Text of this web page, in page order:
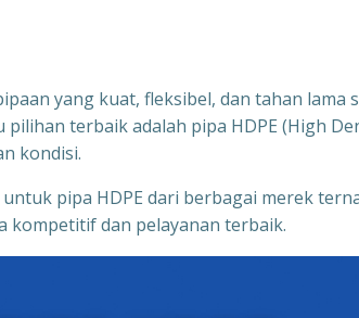
yang kuat, fleksibel, dan tahan lama
terbaik adalah pipa HDPE (High
kondisi.
pipa HDPE dari berbagai merek
kompetitif dan pelayanan terbaik.